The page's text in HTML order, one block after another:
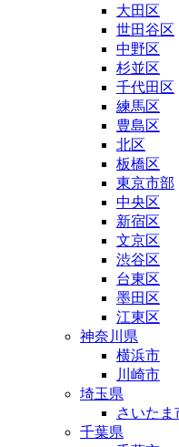
大田区
世田谷区
中野区
杉並区
千代田区
練馬区
豊島区
北区
板橋区
東京市部
中央区
新宿区
文京区
渋谷区
台東区
墨田区
江東区
神奈川県
横浜市
川崎市
埼玉県
さいたま
千葉県